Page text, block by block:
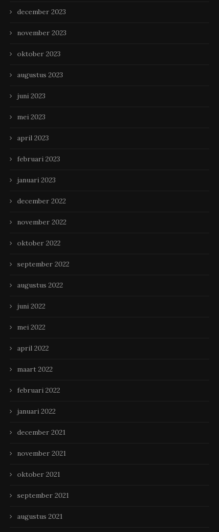
december 2023
november 2023
oktober 2023
augustus 2023
juni 2023
mei 2023
april 2023
februari 2023
januari 2023
december 2022
november 2022
oktober 2022
september 2022
augustus 2022
juni 2022
mei 2022
april 2022
maart 2022
februari 2022
januari 2022
december 2021
november 2021
oktober 2021
september 2021
augustus 2021